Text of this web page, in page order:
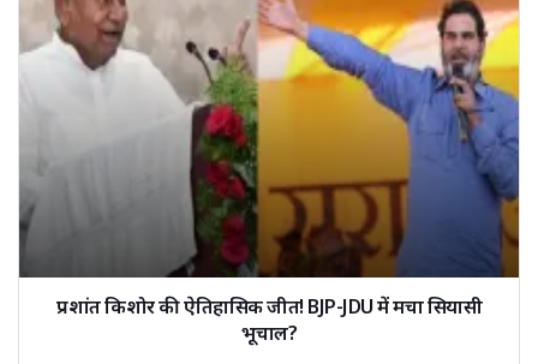
प्रशांत किशोर की ऐतिहासिक जीत! BJP-JDU में मचा सियासी
भूचाल?